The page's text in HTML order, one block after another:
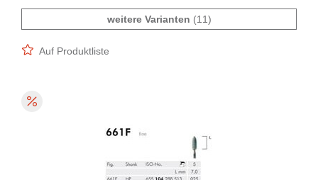
weitere Varianten (11)
Auf Produktliste